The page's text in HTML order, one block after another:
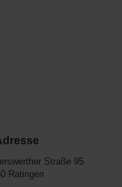
Straße 95
Ratingen